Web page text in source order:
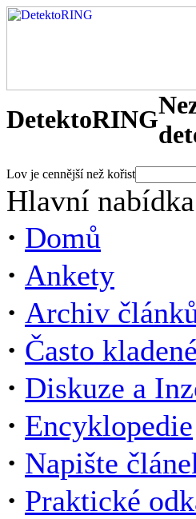
DetektoRING
Lov je cennější než kořist
Hlavní nabídka
· Domů
· Ankety
· Archiv
· Často
· Diskuze a
· Encyklopedie
· Napište
· Praktické